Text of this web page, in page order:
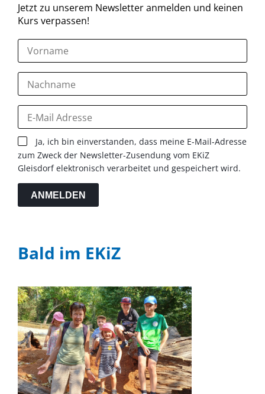
Jetzt zu unserem Newsletter anmelden und keinen
Kurs verpassen!
Ja, ich bin einverstanden, dass meine E-Mail-Adresse
zum Zweck der Newsletter-Zusendung vom EKiZ
Gleisdorf elektronisch verarbeitet und gespeichert wird.
ANMELDEN
Bald im EKiZ